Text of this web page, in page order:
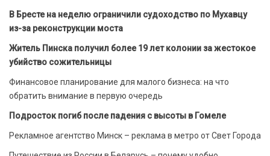
В Бресте на неделю ограничили судоходство по Мухавцу
из-за реконструкции моста
Житель Пинска получил более 19 лет колонии за жестокое
убийство сожительницы
Финансовое планирование для малого бизнеса: на что
обратить внимание в первую очередь
Подросток погиб после падения с высоты в Гомеле
Рекламное агентство Минск – реклама в метро от Свет Города